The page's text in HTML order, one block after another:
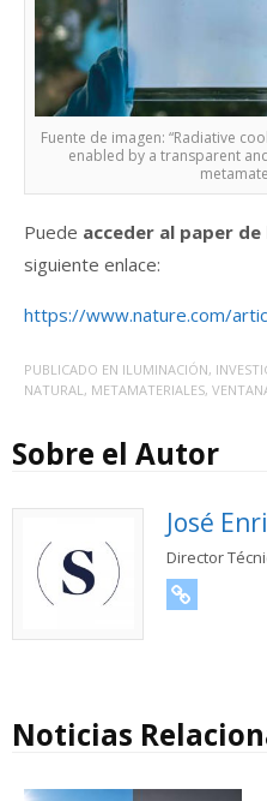
Fuente de imagen: “Radiative
enabled by a transparent
Puede acceder al paper
siguiente enlace:
https://www.nature.com/
PUBLICADO EN ILUMINACIÓN,
NATURAL , METAMATERIALES,
Sobre el Autor
José
Director
Noticias